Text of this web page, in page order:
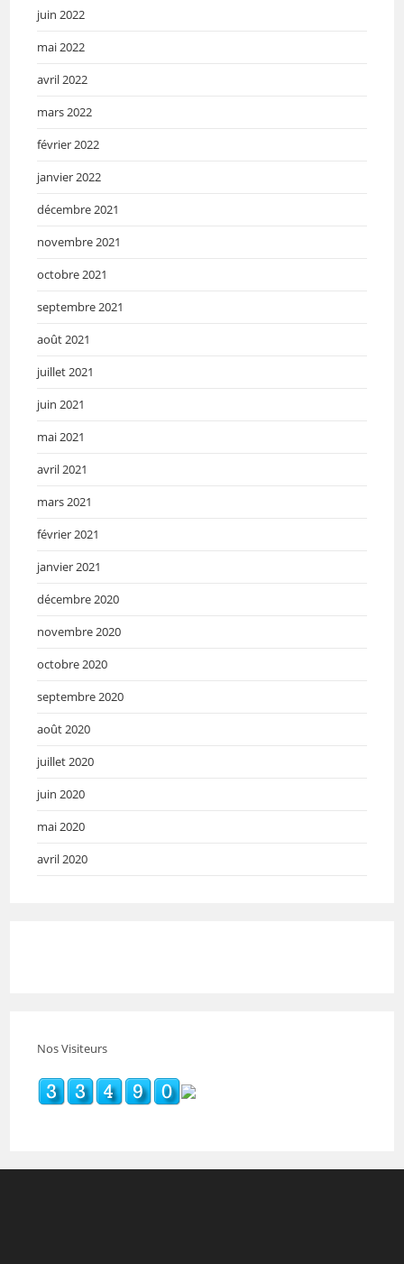
juin 2022
mai 2022
avril 2022
mars 2022
février 2022
janvier 2022
décembre 2021
novembre 2021
octobre 2021
septembre 2021
août 2021
juillet 2021
juin 2021
mai 2021
avril 2021
mars 2021
février 2021
janvier 2021
décembre 2020
novembre 2020
octobre 2020
septembre 2020
août 2020
juillet 2020
juin 2020
mai 2020
avril 2020
Nos Visiteurs